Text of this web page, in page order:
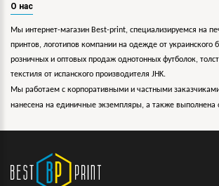
О нас
Мы интернет-магазин Best-print, специализируемся на
принтов, логотипов компании на одежде от украинского
розничных и оптовых продаж однотонных футболок,
текстиля от испанского производителя JHK.
Мы работаем с корпоративными и частными
нанесена на единичные экземпляры, а также выполнена